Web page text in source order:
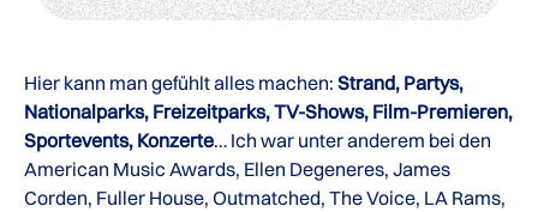
Hier kann man gefühlt alles machen: Strand, Partys,
Nationalparks, Freizeitparks, TV-Shows, Film-Premieren,
Sportevents, Konzerte… Ich war unter anderem bei den
American Music Awards, Ellen Degeneres, James
Corden, Fuller House, Outmatched, The Voice, LA Rams,